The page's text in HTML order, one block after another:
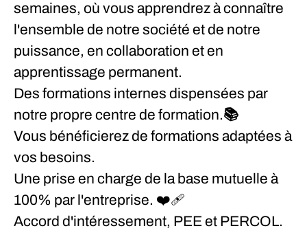
semaines, où vous apprendrez à connaître
l'ensemble de notre société et de notre
puissance, en collaboration et en
apprentissage permanent.
Des formations internes dispensées par
notre propre centre de formation.📚
Vous bénéficierez de formations adaptées à
vos besoins.
Une prise en charge de la base mutuelle à
100% par l'entreprise. ❤️‍🩹
Accord d'intéressement, PEE et PERCOL.